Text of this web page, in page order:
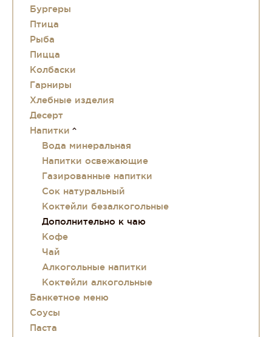
Бургеры
Птица
Рыба
Пицца
Колбаски
Гарниры
Хлебные изделия
Десерт
Напитки
Вода минеральная
Напитки освежающие
Газированные напитки
Сок натуральный
Коктейли безалкогольные
Дополнительно к чаю
Кофе
Чай
Алкогольные напитки
Коктейли алкогольные
Банкетное меню
Соусы
Паста